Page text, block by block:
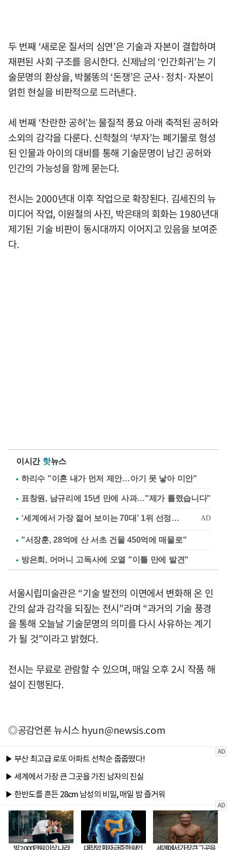
두 번째 ‘새로운 질서의 심연’은 기술과 자본이 결합하며
재편된 사회 구조를 응시한다. 신제남의 ‘인간회귀’는 기
술문명의 환상을, 박불똥의 ‘돈쟁’은 군사·정치·자본이
얽힌 현실을 비판적으로 드러낸다.
세 번째 ‘찬란한 공허’는 물질적 풍요 아래 축적된 공허와
소외의 감각을 다룬다. 신학철의 ‘부자’는 폐기물로 형성
된 인물과 아이의 대비를 통해 기술문명이 남긴 공허와
인간의 가능성을 함께 묻는다.
전시는 2000년대 이후 작업으로 확장된다. 김세진의 뉴
미디어 작업, 이원철의 사진, 박은태의 회화는 1980년대
제기된 기술 비판이 동시대까지 이어지고 있음을 보여준
다.
이시간 핫뉴스
하리수 "이혼 내가 먼저 제안…아기 못 낳아 미안"
표창원, 남규리에 15년 만에 사과…"제가 틀렸습니다"
"서장훈, 28억에 산 서초 건물 450억에 매물로"
방은희, 어머니 고독사에 오열 "이틀 만에 발견"
서울시립미술관은 “기술 발전의 이면에서 변화해 온 인
간의 삶과 감각을 되짚는 전시”라며 “과거의 기술 풍경
을 통해 오늘날 기술문명의 의미를 다시 사유하는 계기
가 될 것”이라고 밝혔다.
전시는 무료로 관람할 수 있으며, 매일 오후 2시 작품 해
설이 진행된다.
◎공감언론 뉴시스hyun@newsis.com